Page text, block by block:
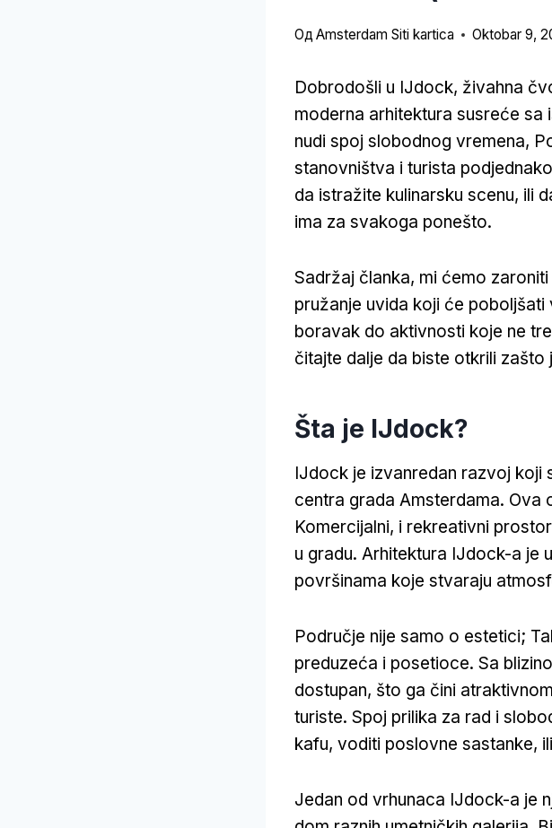
Од Amsterdam Siti kartica Oktobar 9,
Dobrodošli u IJdock, živahna
moderna arhitektura susreće
nudi spoj slobodnog vremena,
stanovništva i turista
da istražite kulinarsku scenu, ili
ima za svakoga ponešto.
Sadržaj članka, mi ćemo
pružanje uvida koji će
boravak do aktivnosti koje ne
čitajte dalje da biste otkrili
Šta je IJdock?
IJdock je izvanredan razvoj koji
centra grada Amsterdama. Ova
Komercijalni, i rekreativni
u gradu. Arhitektura IJdock-a je
površinama koje stvaraju
Područje nije samo o estetici;
preduzeća i posetioce. Sa
dostupan, što ga čini
turiste. Spoj prilika za rad i
kafu, voditi poslovne sastanke,
Jedan od vrhunaca IJdock-a je